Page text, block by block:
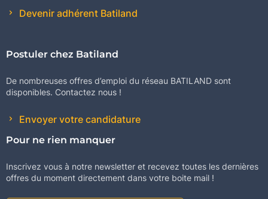
Devenir adhérent Batiland
Postuler chez Batiland
De nombreuses offres d’emploi du réseau BATILAND sont
disponibles. Contactez nous !
Envoyer votre candidature
Pour ne rien manquer
Inscrivez vous à notre newsletter et recevez toutes les dernières
offres du moment directement dans votre boite mail !